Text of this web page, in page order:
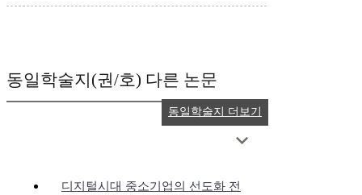
동일학술지(권/호) 다른 논문
디지털시대 중소기업의 선도화 전
동일학술지 더보기